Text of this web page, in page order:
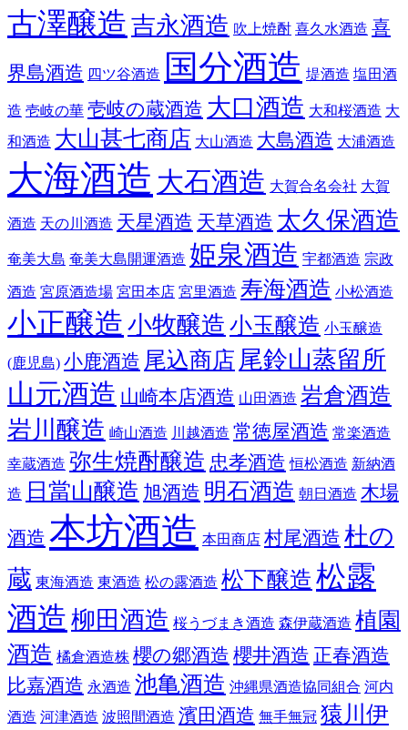
古澤醸造 吉永酒造 吹上焼酎 喜久水酒造 喜
界島酒造 四ツ谷酒造 国分酒造 堤酒造 塩田酒
造 壱岐の華 壱岐の蔵酒造 大口酒造 大和桜酒造 大
和酒造 大山甚七商店 大山酒造 大島酒造 大浦酒造
大海酒造 大石酒造 大賀合名会社 大賀
酒造 天の川酒造 天星酒造 天草酒造 太久保酒造
奄美大島 奄美大島開運酒造 姫泉酒造 宇都酒造 宗政
酒造 宮原酒造場 宮田本店 宮里酒造 寿海酒造 小松酒造
小正醸造 小牧醸造 小玉醸造 小玉醸造
(鹿児島) 小鹿酒造 尾込商店 尾鈴山蒸留所
山元酒造 山崎本店酒造 山田酒造 岩倉酒造
岩川醸造 崎山酒造 川越酒造 常徳屋酒造 常楽酒造
幸蔵酒造 弥生焼酎醸造 忠孝酒造 恒松酒造 新納酒
造 日當山醸造 旭酒造 明石酒造 朝日酒造 木場
酒造 本坊酒造 本田商店 村尾酒造 杜の
蔵 東海酒造 東酒造 松の露酒造 松下醸造 松露
酒造 柳田酒造 桜うづまき酒造 森伊蔵酒造 植園
酒造 橘倉酒造株 櫻の郷酒造 櫻井酒造 正春酒造
比嘉酒造 永酒造 池亀酒造 沖縄県酒造協同組合 河内
酒造 河津酒造 波照間酒造 濱田酒造 無手無冠 猿川伊